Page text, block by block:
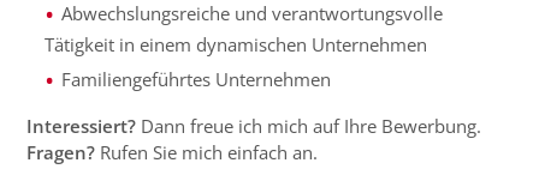
Abwechslungsreiche und verantwortungsvolle
Tätigkeit in einem dynamischen Unternehmen
Familiengeführtes Unternehmen
Interessiert? Dann freue ich mich auf Ihre Bewerbung.
Fragen? Rufen Sie mich einfach an.